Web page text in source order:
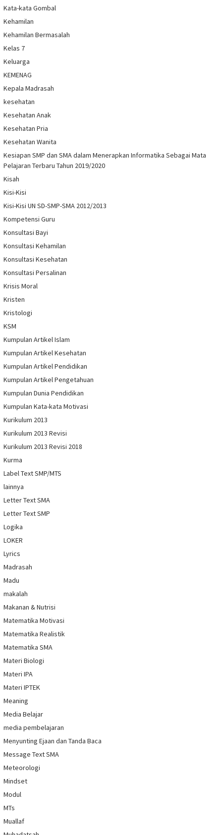
Kata-kata Gombal
Kehamilan
Kehamilan Bermasalah
Kelas 7
Keluarga
KEMENAG
Kepala Madrasah
kesehatan
Kesehatan Anak
Kesehatan Pria
Kesehatan Wanita
Kesiapan SMP dan SMA dalam Menerapkan Informatika Sebagai Mata
Pelajaran Terbaru Tahun 2019/2020
Kisah
Kisi-Kisi
Kisi-Kisi UN SD-SMP-SMA 2012/2013
Kompetensi Guru
Konsultasi Bayi
Konsultasi Kehamilan
Konsultasi Kesehatan
Konsultasi Persalinan
Krisis Moral
Kristen
Kristologi
KSM
Kumpulan Artikel Islam
Kumpulan Artikel Kesehatan
Kumpulan Artikel Pendidikan
Kumpulan Artikel Pengetahuan
Kumpulan Dunia Pendidikan
Kumpulan Kata-kata Motivasi
Kurikulum 2013
Kurikulum 2013 Revisi
Kurikulum 2013 Revisi 2018
Kurma
Label Text SMP/MTS
lainnya
Letter Text SMA
Letter Text SMP
Logika
LOKER
Lyrics
Madrasah
Madu
makalah
Makanan & Nutrisi
Matematika Motivasi
Matematika Realistik
Matematika SMA
Materi Biologi
Materi IPA
Materi IPTEK
Meaning
Media Belajar
media pembelajaran
Menyunting Ejaan dan Tanda Baca
Message Text SMA
Meteorologi
Mindset
Modul
MTs
Muallaf